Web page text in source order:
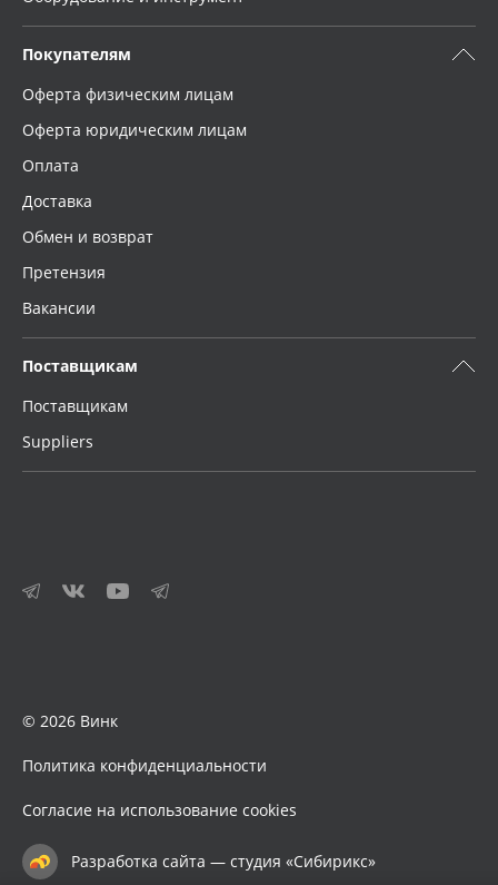
Покупателям
Оферта физическим лицам
Оферта юридическим лицам
Оплата
Доставка
Обмен и возврат
Претензия
Вакансии
Поставщикам
Поставщикам
Suppliers
© 2026 Винк
Политика конфиденциальности
Согласие на использование cookies
Разработка сайта — студия «Сибирикс»